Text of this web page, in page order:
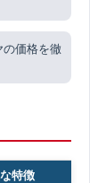
の価格を徹
特徴